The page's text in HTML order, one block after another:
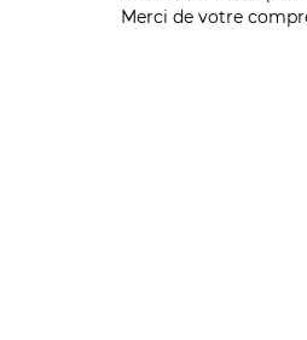
Merci de votre